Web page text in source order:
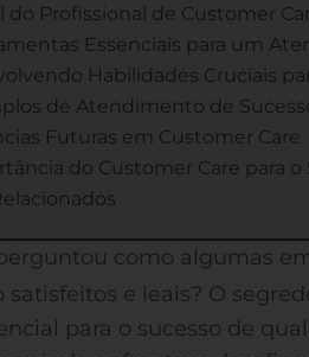
do Profissional de Customer
Essenciais para um
Habilidades Cruciais
de Atendimento de
Futuras em Customer Care
do Customer Care para o
como algumas
satisfeitos e leais? O
para o sucesso de